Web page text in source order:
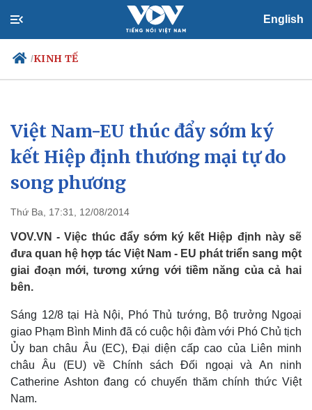
English
/KINH TẾ
Chính trị
Đảng
Tổ chức nhân sự
Quốc hội
Nhận diện sự thật
Xã hội
Tin 24h
Dự báo thời tiết
Việt Nam-EU thúc đẩy sớm ký
kết Hiệp định thương mại tự do
song phương
Thứ Ba, 17:31, 12/08/2014
VOV.VN - Việc thúc đẩy sớm ký kết Hiệp định này sẽ
đưa quan hệ hợp tác Việt Nam - EU phát triển sang một
giai đoạn mới, tương xứng với tiềm năng của cả hai
bên.
Sáng 12/8 tại Hà Nội, Phó Thủ tướng, Bộ trưởng Ngoại
giao Phạm Bình Minh đã có cuộc hội đàm với Phó Chủ tịch
Ủy ban châu Âu (EC), Đại diện cấp cao của Liên minh
châu Âu (EU) về Chính sách Đối ngoại và An ninh
Catherine Ashton đang có chuyến thăm chính thức Việt
Nam.